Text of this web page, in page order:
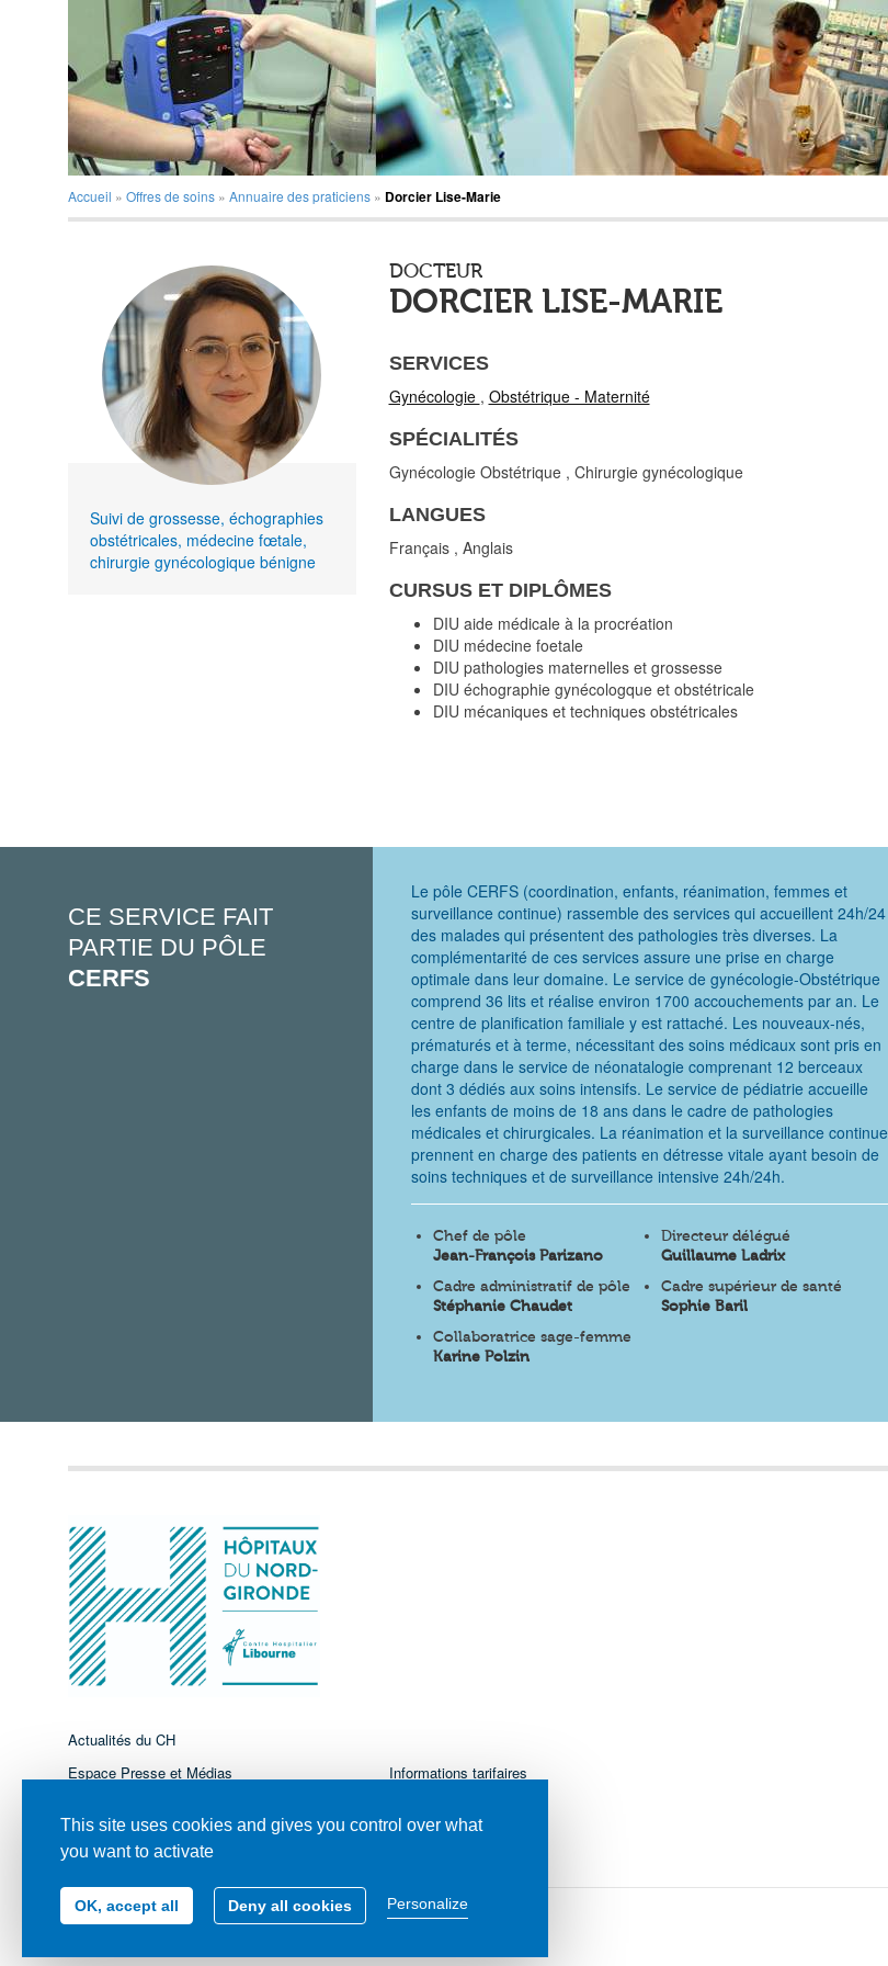
Accueil » Offres de soins » Annuaire des praticiens » Dorcier Lise-Marie
Suivi de grossesse, échographies
obstétricales, médecine fœtale,
chirurgie gynécologique bénigne
DOCTEUR
DORCIER LISE-MARIE
SERVICES
Gynécologie , Obstétrique - Maternité
SPÉCIALITÉS
Gynécologie Obstétrique , Chirurgie gynécologique
LANGUES
Français , Anglais
CURSUS ET DIPLÔMES
DIU aide médicale à la procréation
DIU médecine foetale
DIU pathologies maternelles et grossesse
DIU échographie gynécologque et obstétricale
DIU mécaniques et techniques obstétricales
CE SERVICE FAIT
PARTIE DU PÔLE
CERFS
Le pôle CERFS (coordination, enfants, réanimation, femmes et
surveillance continue) rassemble des services qui accueillent 24h/24
des malades qui présentent des pathologies très diverses. La
complémentarité de ces services assure une prise en charge
optimale dans leur domaine. Le service de gynécologie-Obstétrique
comprend 36 lits et réalise environ 1700 accouchements par an. Le
centre de planification familiale y est rattaché. Les nouveaux-nés,
prématurés et à terme, nécessitant des soins médicaux sont pris en
charge dans le service de néonatalogie comprenant 12 berceaux
dont 3 dédiés aux soins intensifs. Le service de pédiatrie accueille
les enfants de moins de 18 ans dans le cadre de pathologies
médicales et chirurgicales. La réanimation et la surveillance continue
prennent en charge des patients en détresse vitale ayant besoin de
soins techniques et de surveillance intensive 24h/24h.
Chef de pôle
Jean-François Parizano
Directeur délégué
Guillaume Ladrix
Cadre administratif de pôle
Stéphanie Chaudet
Cadre supérieur de santé
Sophie Baril
Collaboratrice sage-femme
Karine Polzin
Actualités du CH
Espace Presse et Médias
Espace Imagerie Médicale
Informations tarifaires
Marchés Publics
© Tous droits réservés - Centre Hospitalier de Libourne - 2021
This site uses cookies and gives you control over what
you want to activate
OK, accept all Deny all cookies Personalize